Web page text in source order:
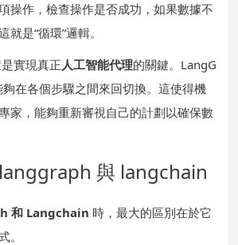
操作，檢查操作是否成功，如果數據不
是“循環”邏輯。
實現真正人工智能代理的關鍵。LangG
在各個步驟之間來回切換。這使得機
家，能夠重新審視自己的計劃以確保數
與 langchain
和 Langchain 時，最大的區別在於它
。